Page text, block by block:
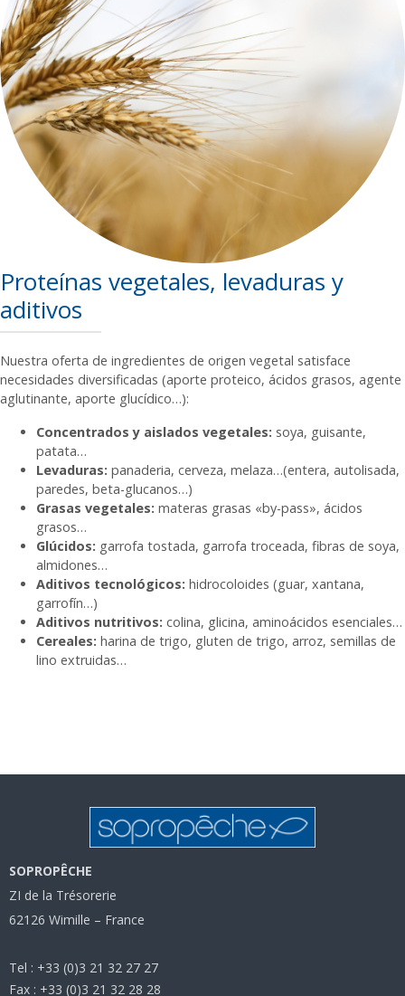
Proteínas vegetales, levaduras y
aditivos
Nuestra oferta de ingredientes de origen vegetal satisface
necesidades diversificadas (aporte proteico, ácidos grasos, agente
aglutinante, aporte glucídico…):
Concentrados y aislados vegetales: soya, guisante,
patata…
Levaduras: panaderia, cerveza, melaza…(entera, autolisada,
paredes, beta-glucanos…)
Grasas vegetales: materas grasas «by-pass», ácidos
grasos…
Glúcidos: garrofa tostada, garrofa troceada, fibras de soya,
almidones…
Aditivos tecnológicos: hidrocoloides (guar, xantana,
garrofín…)
Aditivos nutritivos: colina, glicina, aminoácidos esenciales…
Cereales: harina de trigo, gluten de trigo, arroz, semillas de
lino extruidas…
SOPROPÊCHE
ZI de la Trésorerie
62126 Wimille – France
Tel : +33 (0)3 21 32 27 27
Fax : +33 (0)3 21 32 28 28